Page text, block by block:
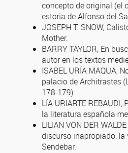
concepto de original (el
estoria de Alfonso del
JOSEPH T. SNOW,
Mother.
BARRY TAYLOR, En
autor en los textos
ISABEL URÍA MAQUA,
palacio de Architrastes
178-179).
LÍA URIARTE REBAUDI,
la literatura española
LILIAN VON DER
discurso inapropiado: la
Sendebar.